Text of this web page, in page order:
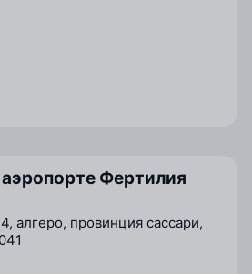
Фертилия
алгеро, провинция сассари,